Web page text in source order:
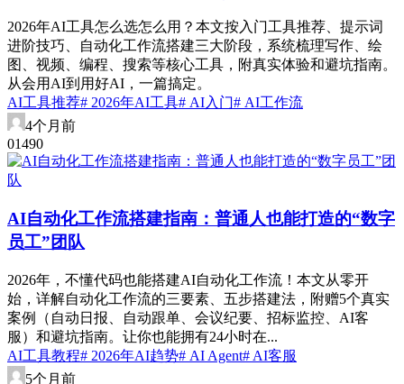
2026年AI工具怎么选怎么用？本文按入门工具推荐、提示词
进阶技巧、自动化工作流搭建三大阶段，系统梳理写作、绘
图、视频、编程、搜索等核心工具，附真实体验和避坑指南。
从会用AI到用好AI，一篇搞定。
AI工具推荐# 2026年AI工具# AI入门# AI工作流
4个月前
01490
AI自动化工作流搭建指南：普通人也能打造的“数字
员工”团队
2026年，不懂代码也能搭建AI自动化工作流！本文从零开
始，详解自动化工作流的三要素、五步搭建法，附赠5个真实
案例（自动日报、自动跟单、会议纪要、招标监控、AI客
服）和避坑指南。让你也能拥有24小时在...
AI工具教程# 2026年AI趋势# AI Agent# AI客服
5个月前